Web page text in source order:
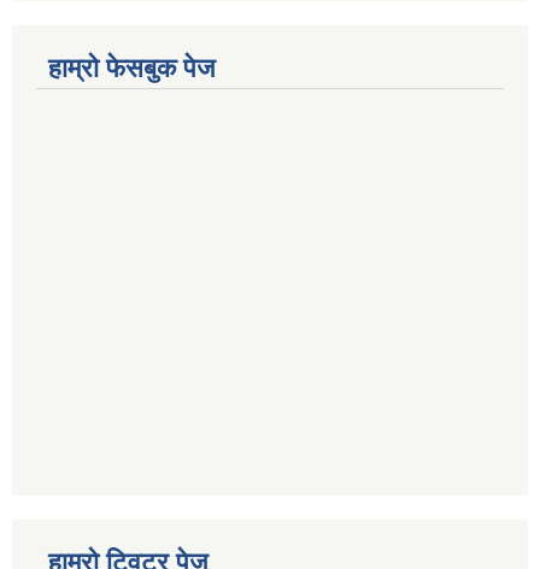
हाम्राे फेसबुक पेज
हाम्राे ट्विटर पेज